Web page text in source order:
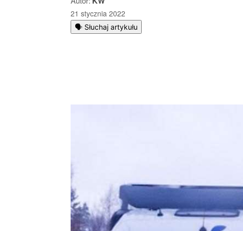
21 stycznia 2022
🗣️ Słuchaj artykułu